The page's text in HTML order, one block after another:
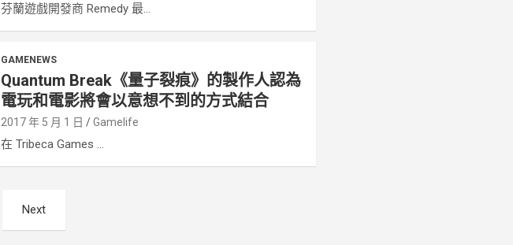
芬蘭遊戲開發商 Remedy 最...
GAMENEWS
Quantum Break《量子裂痕》的製作人認為
電玩和電影將會以意想不到的方式結合
2017 年 5 月 1 日 Gamelife
在 Tribeca Games ...
Next